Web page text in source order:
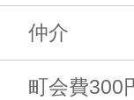
仲介
町会費300